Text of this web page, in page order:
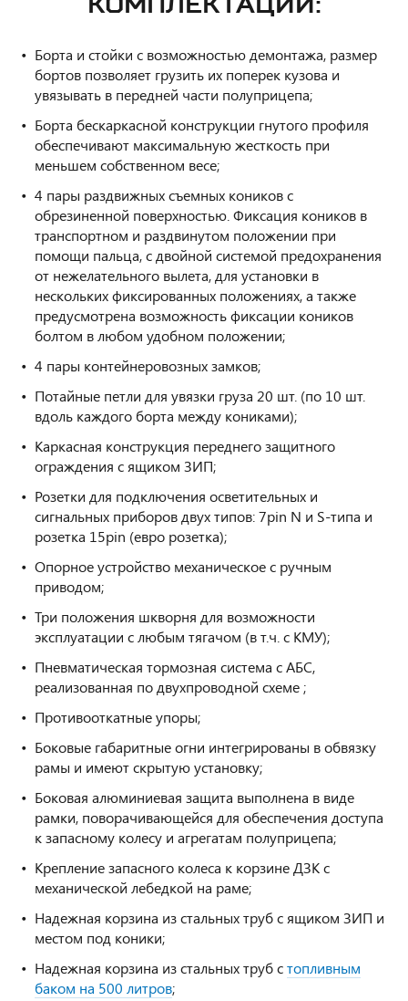
Борта и стойки с возможностью демонтажа, размер
бортов позволяет грузить их поперек кузова и
увязывать в передней части полуприцепа;
Борта бескаркасной конструкции гнутого профиля
обеспечивают максимальную жесткость при
меньшем собственном весе;
4 пары раздвижных съемных коников с
обрезиненной поверхностью. Фиксация коников в
транспортном и раздвинутом положении при
помощи пальца, с двойной системой предохранения
от нежелательного вылета, для установки в
нескольких фиксированных положениях, а также
предусмотрена возможность фиксации коников
болтом в любом удобном положении;
4 пары контейнеровозных замков;
Потайные петли для увязки груза 20 шт. (по 10 шт.
вдоль каждого борта между кониками);
Каркасная конструкция переднего защитного
ограждения с ящиком ЗИП;
Розетки для подключения осветительных и
сигнальных приборов двух типов: 7pin N и S-типа и
розетка 15pin (евро розетка);
Опорное устройство механическое с ручным
приводом;
Три положения шкворня для возможности
эксплуатации с любым тягачом (в т.ч. с КМУ);
Пневматическая тормозная система с АБС,
реализованная по двухпроводной схеме ;
Противооткатные упоры;
Боковые габаритные огни интегрированы в обвязку
рамы и имеют скрытую установку;
Боковая алюминиевая защита выполнена в виде
рамки, поворачивающейся для обеспечения доступа
к запасному колесу и агрегатам полуприцепа;
Крепление запасного колеса к корзине ДЗК с
механической лебедкой на раме;
Надежная корзина из стальных труб с ящиком ЗИП и
местом под коники;
Надежная корзина из стальных труб стопливным
баком на 500 литров;